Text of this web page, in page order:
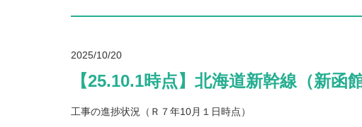
2025/10/20
【25.10.1時点】北海道新幹線（新
工事の進捗状況（Ｒ７年10月１日時点）